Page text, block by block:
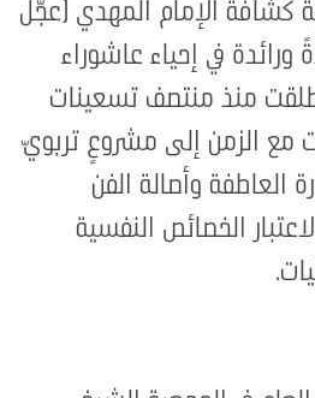
كشافة الإمام المهدي (عجّل
ورائدة في إحياء عاشوراء
منذ منتصف تسعينات
مع الزمن إلى مشروعٍ تربويّ
العاطفة وأصالة الفن
الخصائص النفسية